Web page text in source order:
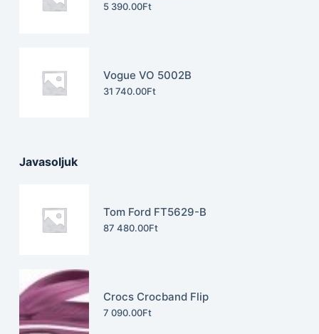
5 390.00Ft
Vogue VO 5002B
31 740.00Ft
Javasoljuk
Tom Ford FT5629-B
87 480.00Ft
Crocs Crocband Flip
7 090.00Ft